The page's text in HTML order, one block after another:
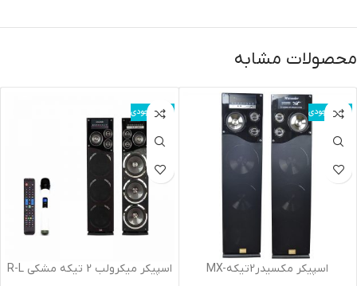
محصولات مشابه
اتمام موجودی
اسپيکر مکسيدر2تيکهMX-
اتمام موجودی
اسپيکر ميکرولب 2 تيکه مشکي R-L